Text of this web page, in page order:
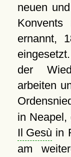
neuen
Konvents
ernannt,
der
arbeiten
in
Il Gesù in
am